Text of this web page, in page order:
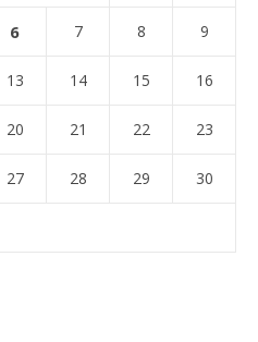
6 7 8 9
13 14 15 16
20 21 22 23
27 28 29 30